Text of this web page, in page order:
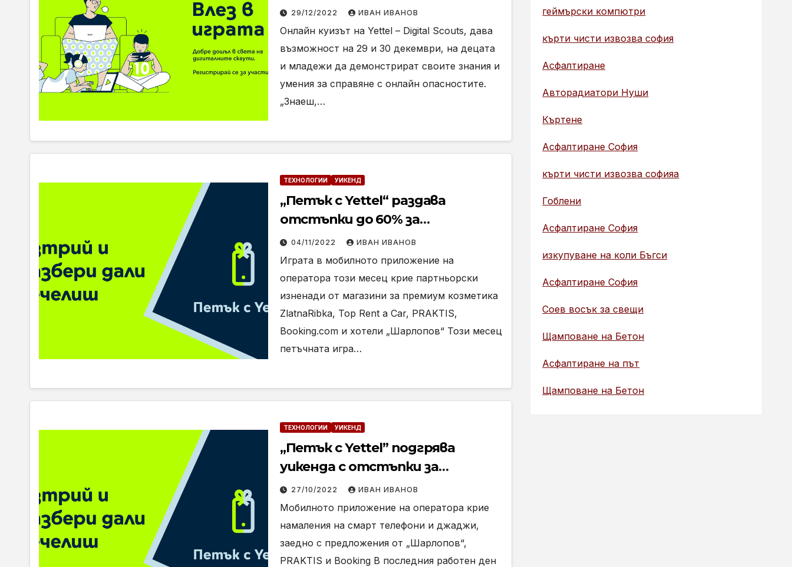
Scouts – играта, която обучава
децата как да се справят с
опасностите онлайн
29/12/2022 ИВАН ИВАНОВ
Онлайн куизът на Yettel – Digital Scouts, дава
възможност на 29 и 30 декември, на децата
и младежи да демонстрират своите знания и
умения за справяне с онлайн опасностите.
„Знаеш,…
ТЕХНОЛОГИИ УИКЕНД
„Петък с Yettel“ раздава
отстъпки до 60% за
устройства и пътешествия
през ноември
04/11/2022 ИВАН ИВАНОВ
Играта в мобилното приложение на
оператора този месец крие партньорски
изненади от магазини за премиум козметика
ZlatnaRibka, Top Rent a Car, PRAKTIS,
Booking.com и хотели „Шарлопов“ Този месец
петъчната игра…
ТЕХНОЛОГИИ УИКЕНД
„Петък с Yettel” подгрява
уикенда с отстъпки за
разнообразни устройства и
партньорски оферти
27/10/2022 ИВАН ИВАНОВ
Мобилното приложение на оператора крие
намаления на смарт телефони и джаджи,
заедно с предложения от „Шарлопов“,
PRAKTIS и Booking В последния работен ден
геймърски компютри
кърти чисти извозва софия
Асфалтиране
Авторадиатори Нуши
Къртене
Асфалтиране София
кърти чисти извозва софияа
Гоблени
Асфалтиране София
изкупуване на коли Бъгси
Асфалтиране София
Соев восък за свещи
Щамповане на Бетон
Асфалтиране на път
Щамповане на Бетон